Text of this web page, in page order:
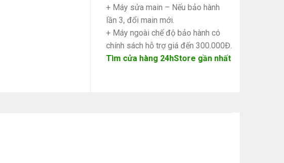
+ Máy sửa main – Nếu bảo hành
lần 3, đổi main mới.
+ Máy ngoài chế độ bảo hành có
chính sách hỗ trợ giá đến 300.000Đ.
Tìm cửa hàng 24hStore gần nhất